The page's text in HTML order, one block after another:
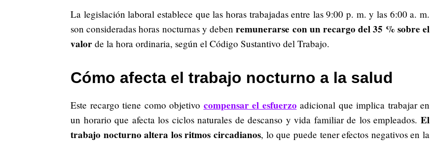
La legislación laboral establece que las horas trabajadas entre las 9:00 p. m. y las 6:00 a. m.
son consideradas horas nocturnas y debenremunerarse con un recargo del 35 % sobre el
valor de la hora ordinaria, según el Código Sustantivo del Trabajo.
Cómo afecta el trabajo nocturno a la salud
Este recargo tiene como objetivo compensar el esfuerzo adicional que implica trabajar en
un horario que afecta los ciclos naturales de descanso y vida familiar de los empleados. El
trabajo nocturno altera los ritmos circadianos, lo que puede tener efectos negativos en la